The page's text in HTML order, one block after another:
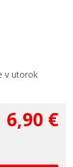
v utorok
6,90 €